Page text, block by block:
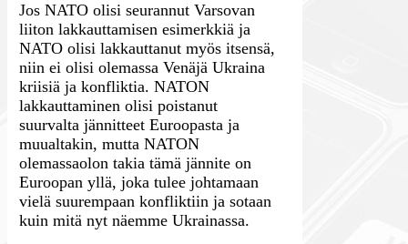
Jos NATO olisi seurannut Varsovan
liiton lakkauttamisen esimerkkiä ja
NATO olisi lakkauttanut myös itsensä,
niin ei olisi olemassa Venäjä Ukraina
kriisiä ja konfliktia. NATON
lakkauttaminen olisi poistanut
suurvalta jännitteet Euroopasta ja
muualtakin, mutta NATON
olemassaolon takia tämä jännite on
Euroopan yllä, joka tulee johtamaan
vielä suurempaan konfliktiin ja sotaan
kuin mitä nyt näemme Ukrainassa.